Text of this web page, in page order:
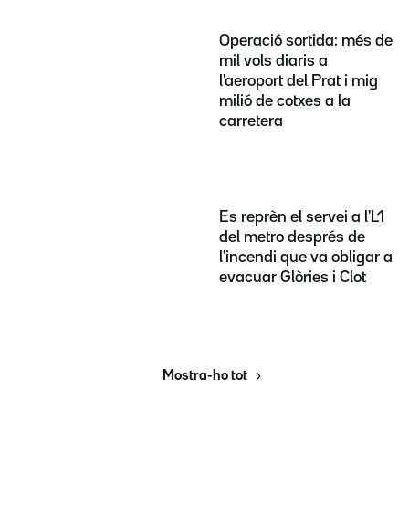
Operació sortida: més de
mil vols diaris a
l'aeroport del Prat i mig
milió de cotxes a la
carretera
Es reprèn el servei a l'L1
del metro després de
l'incendi que va obligar a
evacuar Glòries i Clot
Mostra-ho tot